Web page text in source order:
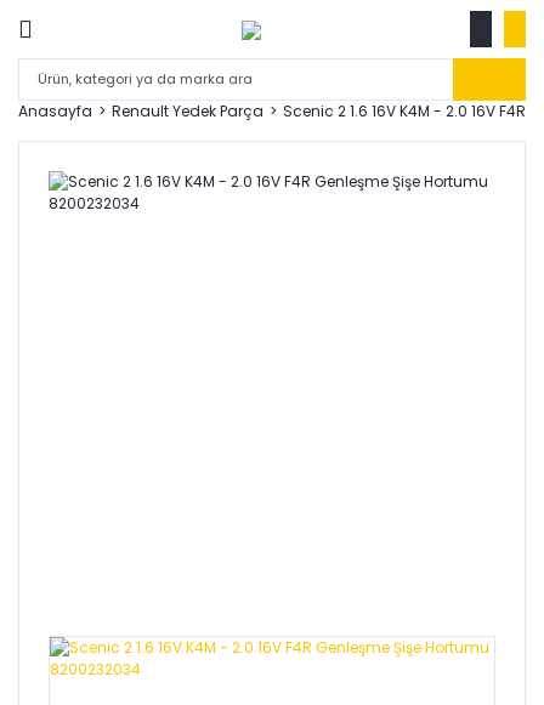
Anasayfa Renault Yedek Parça Scenic 2 1.6 16V K4M - 2.0 16V